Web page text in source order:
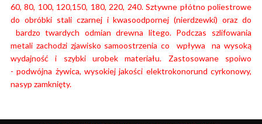
60, 80, 100, 120,150, 180, 220, 240. Sztywne płótno poliestrowe
do obróbki stali czarnej i kwasoodpornej (nierdzewki) oraz do
bardzo twardych odmian drewna litego. Podczas szlifowania
metali zachodzi zjawisko samoostrzenia co wpływa na wysoką
wydajność i szybki urobek materiału. Zastosowane spoiwo
- podwójna żywica, wysokiej jakości elektrokonorund cyrkonowy,
nasyp zamknięty.